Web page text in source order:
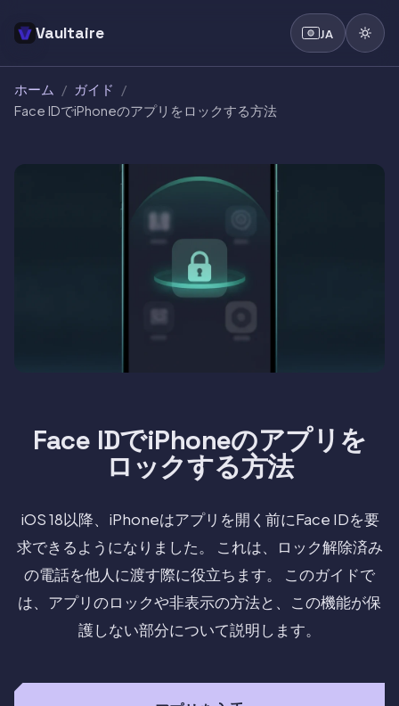
Vaultaire JA
ホーム / ガイド
/
Face IDでiPhoneのアプリをロックする方法
Face IDでiPhoneのアプリを
ロックする方法
iOS 18以降、iPhoneはアプリを開く前にFace IDを要
求できるようになりました。 これは、ロック解除済み
の電話を他人に渡す際に役立ちます。 このガイドで
は、アプリのロックや非表示の方法と、この機能が保
護しない部分について説明します。